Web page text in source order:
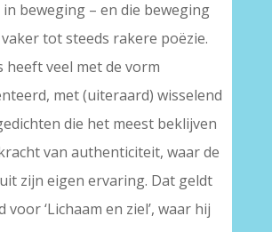
beweging – en die beweging
tot steeds rakere poëzie.
heeft veel met de vorm
met (uiteraard) wisselend
die het meest beklijven
van authenticiteit, waar de
zijn eigen ervaring. Dat geldt
‘Lichaam en ziel’, waar hij